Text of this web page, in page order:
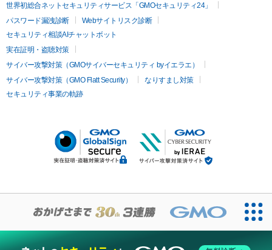
世界初総合ネットセキュリティサービス「GMOセキュリティ24」
パスワード漏洩診断
Webサイトリスク診断
セキュリティ相談AIチャットボット
実在証明・盗聴対策
サイバー攻撃対策（GMOサイバーセキュリティ byイエラエ）
サイバー攻撃対策（GMO Flatt Security）
なりすまし対策
セキュリティ事業の軌跡